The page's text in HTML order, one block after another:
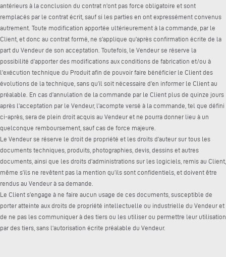
antérieurs à la conclusion du contrat n'ont pas force obligatoire et sont
remplacés par le contrat écrit, sauf si les parties en ont expressément convenus
autrement. Toute modification apportée ultérieurement à la commande, par le
Client, et donc au contrat formé, ne s'applique qu'après confirmation écrite de la
part du Vendeur de son acceptation. Toutefois, le Vendeur se réserve la
possibilité d’apporter des modifications aux conditions de fabrication et/ou à
l’exécution technique du Produit afin de pouvoir faire bénéficier le Client des
évolutions de la technique, sans qu’il soit nécessaire d’en informer le Client au
préalable. En cas d’annulation de la commande par le Client plus de quinze jours
après l’acceptation par le Vendeur, l’acompte versé à la commande, tel que défini
ci-après, sera de plein droit acquis au Vendeur et ne pourra donner lieu à un
quelconque remboursement, sauf cas de force majeure.
Le Vendeur se réserve le droit de propriété et les droits d’auteur sur tous les
documents techniques, produits, photographies, devis, dessins et autres
documents, ainsi que les droits d’administrations sur les logiciels, remis au Client,
même s’ils ne revêtent pas la mention qu’ils sont confidentiels, et doivent être
rendus au Vendeur à sa demande.
Le Client s’engage à ne faire aucun usage de ces documents, susceptible de
porter atteinte aux droits de propriété intellectuelle ou industrielle du Vendeur et
de ne pas les communiquer à des tiers ou les utiliser ou permettre leur utilisation
par des tiers, sans l’autorisation écrite préalable du Vendeur.